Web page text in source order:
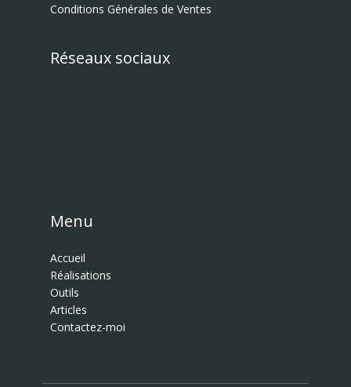
Conditions Générales de Ventes
Réseaux sociaux
Menu
Accueil
Réalisations
Outils
Articles
Contactez-moi